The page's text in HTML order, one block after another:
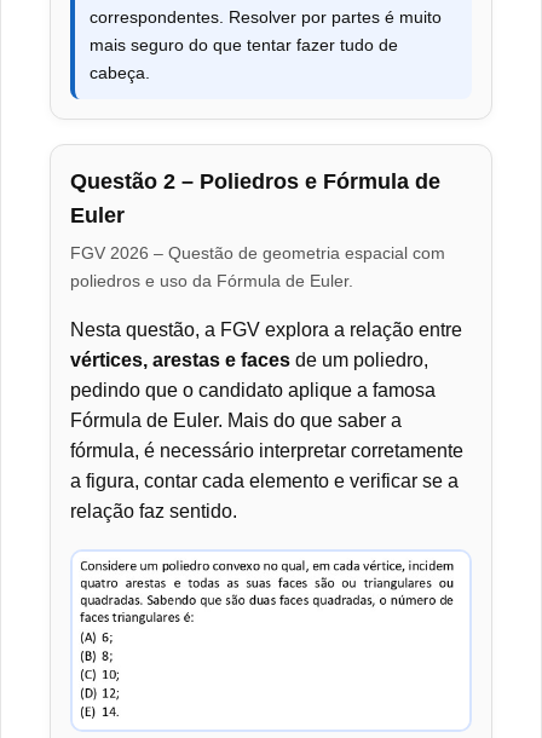
correspondentes. Resolver por partes é muito
mais seguro do que tentar fazer tudo de
cabeça.
Questão 2 – Poliedros e Fórmula de
Euler
FGV 2026 – Questão de geometria espacial com
poliedros e uso da Fórmula de Euler.
Nesta questão, a FGV explora a relação entre
vértices, arestas e faces de um poliedro,
pedindo que o candidato aplique a famosa
Fórmula de Euler. Mais do que saber a
fórmula, é necessário interpretar corretamente
a figura, contar cada elemento e verificar se a
relação faz sentido.